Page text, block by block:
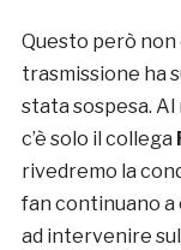
Questo però non
trasmissione ha
stata sospesa.
c’è solo il collega
rivedremo la
fan continuano a
ad intervenire